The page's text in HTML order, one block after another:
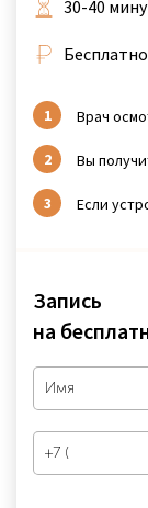
Запись
на
30-40
Бесплатно
Врач
Вы
Если